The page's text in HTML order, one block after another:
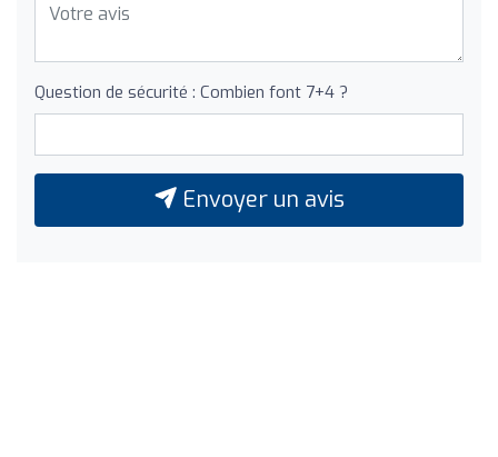
Question de sécurité : Combien font 7+4 ?
Envoyer un avis